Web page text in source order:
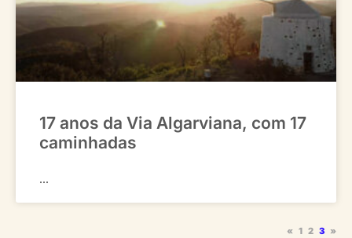
17 anos da Via Algarviana, com 17
caminhadas
...
« 1 2 3 »